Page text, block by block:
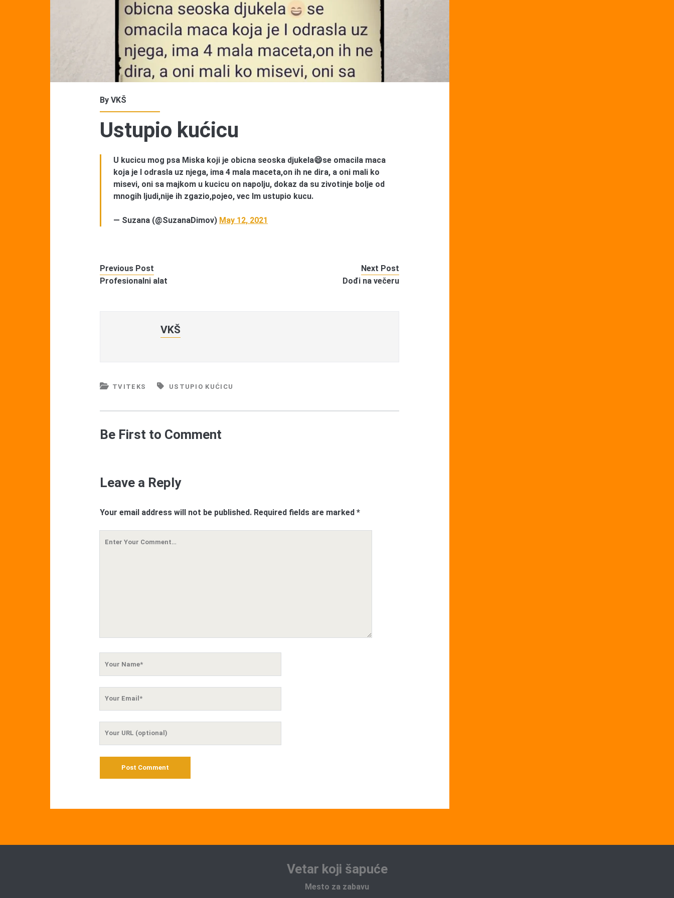
ByVKŠ
Ustupio kućicu
U kucicu mog psa Miska koji je obicna seoska djukela😄se omacila maca
koja je I odrasla uz njega, ima 4 mala maceta,on ih ne dira, a oni mali ko
misevi, oni sa majkom u kucicu on napolju, dokaz da su zivotinje bolje od
mnogih ljudi,nije ih zgazio,pojeo, vec Im ustupio kucu.
— Suzana (@SuzanaDimov) May 12, 2021
Previous Post
Profesionalni alat
Next Post
Dođi na večeru
VKŠ
TVITEKS USTUPIO KUĆICU
Be First to Comment
Leave a Reply
Your email address will not be published. Required fields are marked*
Vetar koji šapuće
Mesto za zabavu